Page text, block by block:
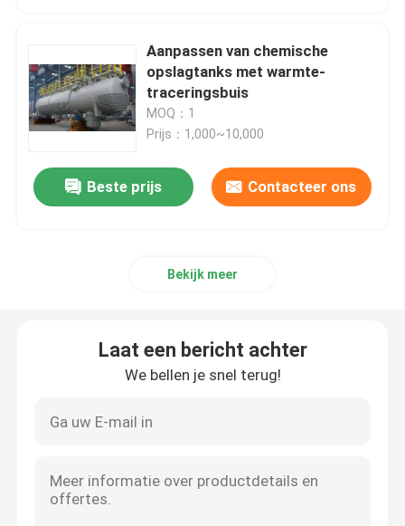
Video's
Over ons
Neem contact met ons op
Aanpassen van chemische
opslagtanks met warmte-
traceringsbuis
MOQ：1
Prijs：1,000~10,000
Beste prijs Contacteer ons
Bekijk meer
Laat een bericht achter
We bellen je snel terug!